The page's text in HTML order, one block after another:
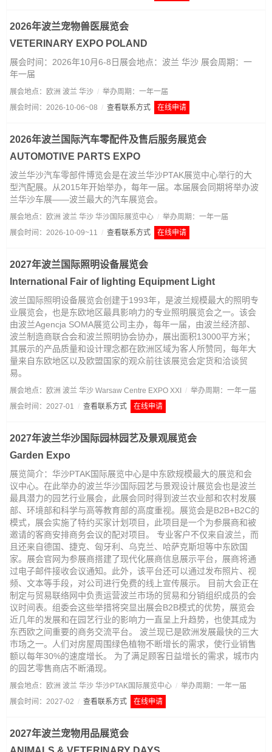
2026年波兰宠物兽医展览会
VETERINARY EXPO POLAND
展会时间：2026年10月6-8日展会地点：波兰 华沙 展会周期：一
年一届
展会地点：欧洲 波兰 华沙 / 举办周期：一年一届
展会时间：2026-10-06~08 / 查看联系方式 在线申请
2026年波兰国际汽车零配件及售后服务展览会
AUTOMOTIVE PARTS EXPO
波兰华沙汽车零部件博览会是在波兰华沙PTAK展览中心举行的大
型汽配展。从2015年开始举办，每年一届。本届展会同期将举办波
兰华沙车展——波兰最大的汽车展览会。
展会地点：欧洲 波兰 华沙 华沙国际展览中心 / 举办周期：一年一届
展会时间：2026-10-09~11 / 查看联系方式 在线申请
2027年波兰国际照明设备展览会
International Fair of lighting Equipment Light
波兰国际照明设备展览会创建于1993年，是波兰规模最大的照明专
业展览会，也是东欧地区最具影响力的专业照明展览会之一。该会
由波兰Agencja SOMA展览公司主办，每年一届，由波兰经济部、
波兰制造商联合会和波兰照明协会协办，展出面积13000平方米；
其展示的产品质量和设计理念都在欧洲区域为客人所赞同，每年大
量来自东欧地区以及欧盟国家的观众前往该展览会定货和洽谈贸
易。
展会地点：欧洲 波兰 华沙 Warsaw Centre EXPO XXI / 举办周期：一年一届
展会时间：2027-01 / 查看联系方式 在线申请
2027年波兰华沙国际园林园艺及景观展览会
Garden Expo
展览简介：华沙PTAK国际展览中心是中东欧规模最大的展览和会
议中心。在此举办的波兰华沙国际园艺与景观设计展览会也是波兰
最具潜力的园艺行业展会，此展会同时得到波兰农业部和农村发展
部、环境部和科学与高等教育部的高度重视。展览会是B2B+B2C的
模式，展会实施了特约买家计划项目，此项目是一个为参展商和被
邀请的客商安排商务会议的配对项目。 专业客户不仅来自波兰，而
且还来自德国、捷克、匈牙利、乌克兰、哈萨克斯坦等中东欧国
家。展会官网为参展商搭建了现代化展商信息展示平台，展商将通
过电子邮件接收会议通知。此外，该平台还可以通过发布照片、视
频、文本等手段，对公司进行免费的线上宣传展示。 目前大会正在
制定与贸易联络网中负责运营波兰市场的贸易和分销组织成员的会
议时间表。组委会这些举措将突显出展会B2B模式的优势，展览会
近几年的发展和在园艺行业的影响力一直呈上升趋势，也使其成为
东西欧之间重要的商务交流平台。 波兰现已是欧洲发展最快的三大
市场之一。人们对房屋周围绿色植物不断增长的需求，使行业销售
额以每年30%的速度增长。 为了满足顾客日益增长的需求，城市内
的园艺零售商店不断涌现。
展会地点：欧洲 波兰 华沙 华沙PTAK国际展览中心 / 举办周期：一年一届
展会时间：2027-02 / 查看联系方式 在线申请
2027年波兰宠物用品展览会